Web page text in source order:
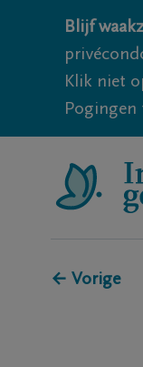
Blijf
Klik niet
← Vorige